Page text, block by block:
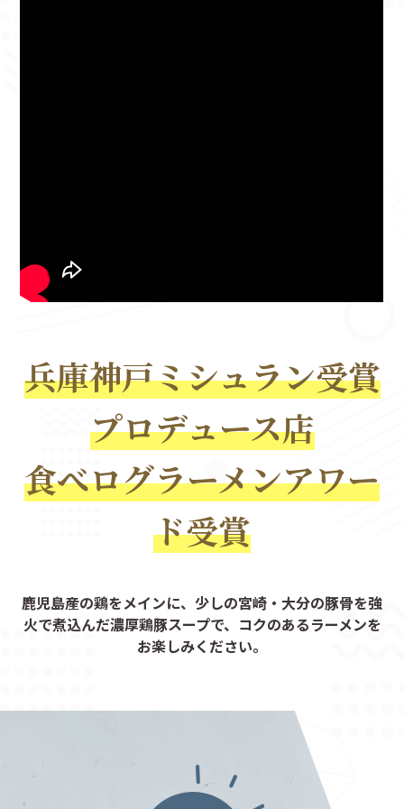
兵庫神戸ミシュラン受賞
プロデュース店
食べログラーメンアワー
ド受賞
鹿児島産の鶏をメインに、 少しの宮崎・大分の豚骨を強
火で煮込んだ濃厚鶏豚スープで、コクのあるラーメンを
お楽しみください。